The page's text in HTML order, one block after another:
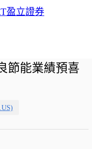
節能業績預喜